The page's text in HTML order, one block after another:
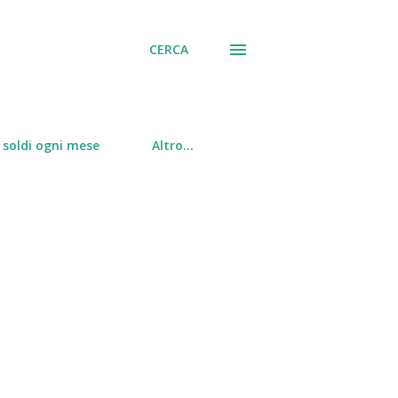
CERCA
ogni mese Altro…